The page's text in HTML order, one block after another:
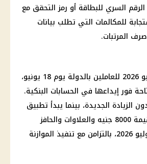
السري للبطاقة أو رمز التحقق مع
للمكالمات التي تطلب بيانات
صرف المرتبات.
للعاملين بالدولة يوم 18 يونيو،
فور إيداعها في الحسابات البنكية.
الزيادة الجديدة، بينما يبدأ تطبيق
جنيه
والعلاوات والحافز
، بالتزامن مع تنفيذ الموازنة